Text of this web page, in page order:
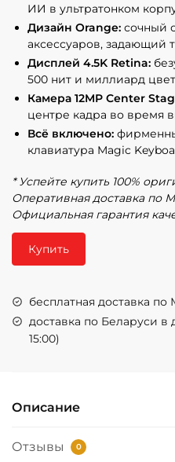
ИИ в ультратонком
Дизайн Orange: сочный
аксессуаров, задающий
Дисплей 4.5K Retina:
500 нит и миллиард
Камера 12MP Center
центре кадра во время
Всё включено:
клавиатура Magic
* Успейте купить 100%
Оперативная доставка по
Официальная гарантия
Купить
бесплатная доставка по
доставка по Беларуси в
15:00)
Описание
Отзывы 0